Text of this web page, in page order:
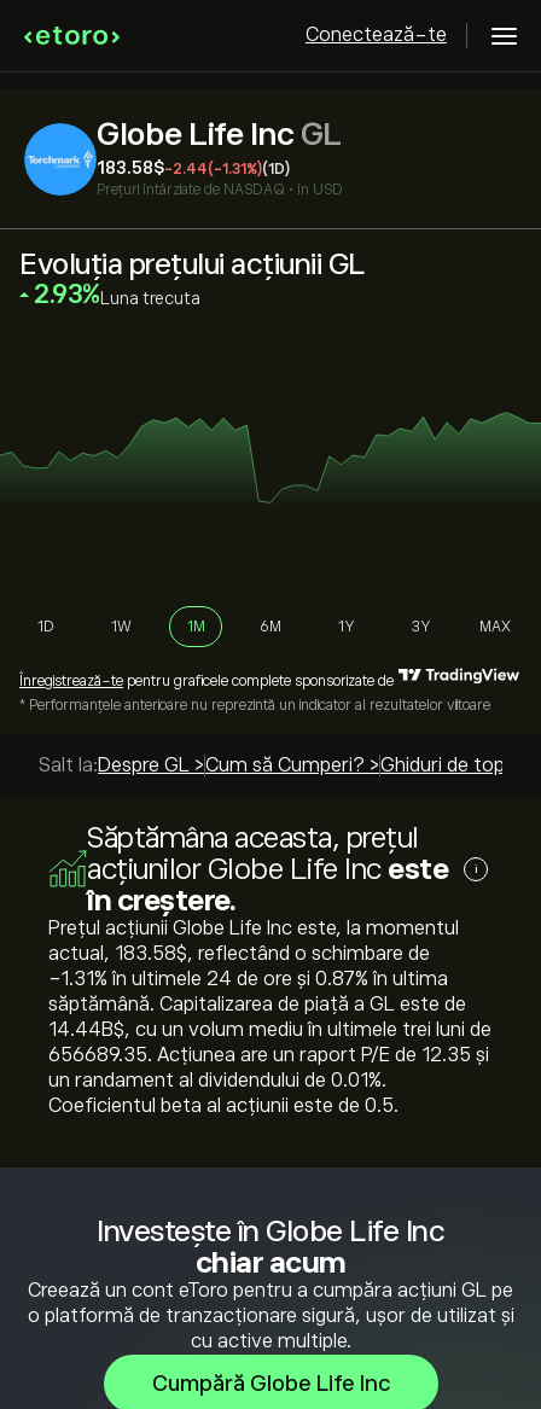
Conectează-te
Globe Life Inc GL
183.58‎$‎-2.44(-1.31%)(1D)
Prețuri întârziate de NASDAQ • în USD
Investește în Globe Life Inc
chiar acum
Creează un cont eToro pentru a cumpăra acțiuni GL pe
o platformă de tranzacționare sigură, ușor de utilizat și
cu active multiple.
Cumpără Globe Life Inc
Evoluția prețului acțiunii GL
‎2.93‎ Luna trecuta
1D 1W 1M 6M 1Y 3Y MAX
Înregistrează-te pentru graficele complete sponsorizate de
* Performanțele anterioare nu reprezintă un indicator al rezultatelor viitoare
Salt la:Despre GL >Cum să Cumperi? >Ghiduri de top >
Săptămâna aceasta, prețul
acțiunilor Globe Life Inc este
în creștere.
i
Prețul acțiunii Globe Life Inc este, la momentul
actual, 183.58‎$‎, reflectând o schimbare de
‎-1.31‎% în ultimele 24 de ore și ‎0.87‎% în ultima
săptămână. Capitalizarea de piață a GL este de
14.44B‎$‎, cu un volum mediu în ultimele trei luni de
656689.35. Acțiunea are un raport P/E de 12.35 și
un randament al dividendului de 0.01%.
Coeficientul beta al acțiunii este de 0.5.